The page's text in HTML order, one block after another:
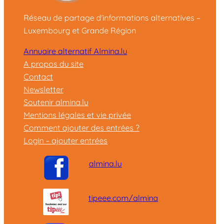
Réseau de partage d'informations alternatives –
Luxembourg et Grande Région
Annuaire alternatif Almina.lu
A propos du site
Contact
Newsletter
Soutenir almina.lu
Mentions légales et vie privée
Comment ajouter des entrées ?
Login – ajouter entrées
almina.lu
tipeee.com/almina